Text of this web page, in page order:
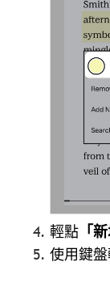
輕點 「
使用鍵